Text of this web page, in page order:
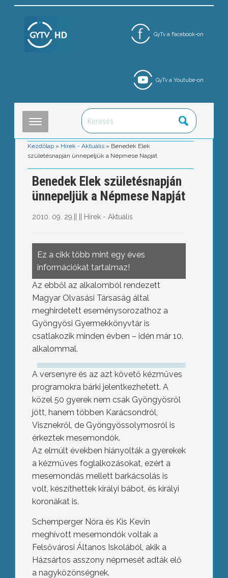
GyTv a Facebook-on
GyTv a Youtube-on
Kezdőlap » Hírek - Aktuális » Benedek Elek
születésnapján ünnepeljük a Népmese Napját
Benedek Elek születésnapján
ünnepeljük a Népmese Napját
2010. 09. 29. Hírek - Aktuális
Ez a cikk több mint egy éves
információkat tartalmaz!
Az ebből az alkalomból rendezett
Magyar Olvasási Társaság által
meghirdetett eseménysorozathoz a
Gyöngyösi Gyermekkönyvtár is
csatlakozik minden évben – idén már 10.
alkalommal.
A versenyre és az azt követő kézműves
programokra bárki jelentkezhetett. A
közel 50 gyerek nem csak Gyöngyösről
jött, hanem többen Karácsondról,
Visznekről, de Gyöngyössolymosról is
érkeztek mesemondók.
Az elmúlt években hiányolták a gyerekek
a kézműves foglalkozásokat, ezért a
mesemondás mellett barkácsolás is
volt, készíthettek királyi bábot, és királyi
koronákat is.
Schemperger Nóra és Kis Kevin
meghívott mesemondók voltak a
Felsővárosi Áltanos Iskolából, akik a
Házsártos asszony népmesét adták elő
a nagyközönségnek.